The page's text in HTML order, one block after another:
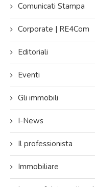
Comunicati Stampa
Corporate | RE4Com
Editoriali
Eventi
Gli immobili
I-News
Il professionista
Immobiliare